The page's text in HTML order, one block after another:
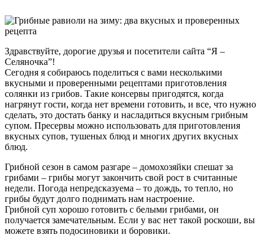
Здравствуйте, дорогие друзья и посетители сайта “Я –
Селяночка”!
Сегодня я собираюсь поделиться с вами несколькими
вкусными и проверенными рецептами приготовления
солянки из грибов. Такие консервы пригодятся, когда
нагрянут гости, когда нет времени готовить, и все, что нужно
сделать, это достать банку и насладиться вкусным грибным
супом. Пресервы можно использовать для приготовления
вкусных супов, тушеных блюд и многих других вкусных
блюд.
Грибной сезон в самом разгаре – домохозяйки спешат за
грибами – грибы могут закончить свой рост в считанные
недели. Погода непредсказуема – то дождь, то тепло, но
грибы будут долго поднимать нам настроение.
Грибной суп хорошо готовить с белыми грибами, он
получается замечательным. Если у вас нет такой роскоши, вы
можете взять подосиновики и боровики.